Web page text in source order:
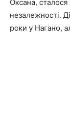
Оксана,
незалежності.
роки у Нагано,